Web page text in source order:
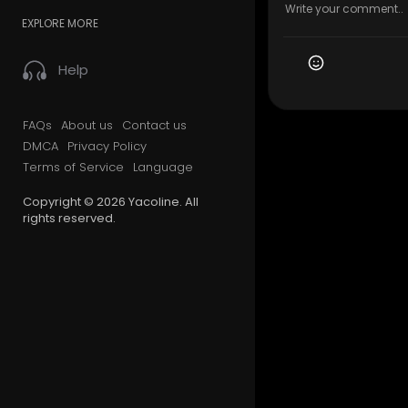
EXPLORE MORE
Help
FAQs About us
Contact us
DMCA Privacy Policy
Terms of Service
Language
Copyright © 2026 Yacoline. All
rights reserved.